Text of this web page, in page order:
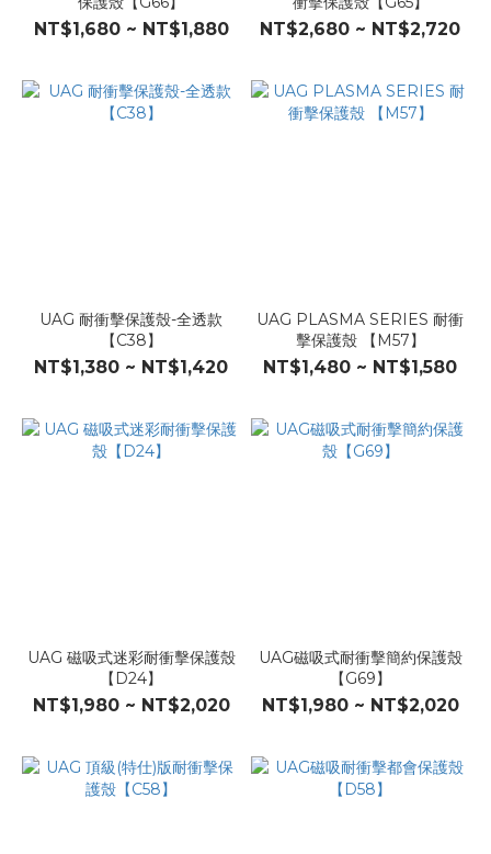
NT$1,680 ~ NT$1,880 NT$2,680 ~ NT$2,720
UAG 耐衝擊保護殼-全透款
【C38】
NT$1,380 ~ NT$1,420
UAG PLASMA SERIES 耐衝
擊保護殼 【M57】
NT$1,480 ~ NT$1,580
UAG 磁吸式迷彩耐衝擊保護殼
【D24】
NT$1,980 ~ NT$2,020
UAG磁吸式耐衝擊簡約保護殼
【G69】
NT$1,980 ~ NT$2,020